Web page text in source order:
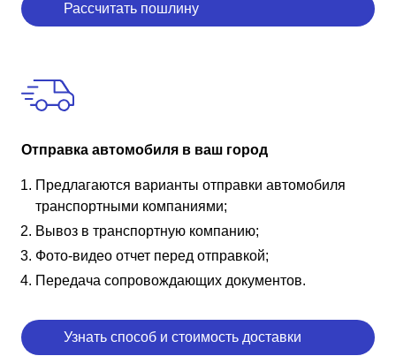
Рассчитать пошлину
Отправка автомобиля в ваш город
Предлагаются варианты отправки автомобиля
транспортными компаниями;
Вывоз в транспортную компанию;
Фото-видео отчет перед отправкой;
Передача сопровождающих документов.
Узнать способ и стоимость доставки